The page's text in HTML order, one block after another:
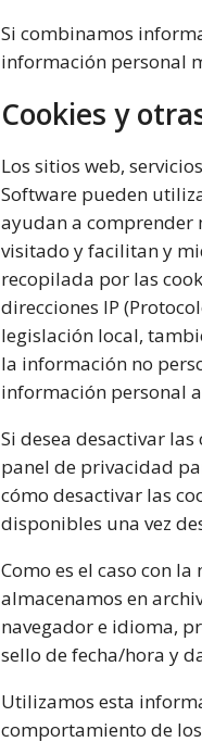
Si combinamos
información personal
Cookies y
Los sitios web,
Software pueden
ayudan a comprender
visitado y facilitan y
recopilada por las
direcciones IP
legislación local,
la información no
información personal
Si desea desactivar
panel de privacidad
cómo desactivar las
disponibles una vez
Como es el caso con
almacenamos en
navegador e idioma,
sello de fecha/hora y
Utilizamos esta
comportamiento de